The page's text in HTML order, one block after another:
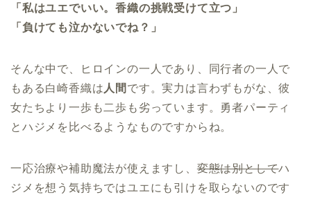
「私はユエでいい。香織の挑戦受けて立つ」
「負けても泣かないでね？」
そんな中で、ヒロインの一人であり、同行者の一人で
もある白崎香織は 人間 です。実力は言わずもがな、彼
女たちより一歩も二歩も劣っています。勇者パーティ
とハジメを比べるようなものですからね。
一応治療や補助魔法が使えますし、変態は別としてハ
ジメを想う気持ちではユエにも引けを取らないのです